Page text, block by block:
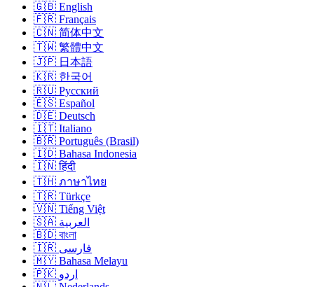
🇬🇧 English
🇫🇷 Français
🇨🇳 简体中文
🇹🇼 繁體中文
🇯🇵 日本語
🇰🇷 한국어
🇷🇺 Русский
🇪🇸 Español
🇩🇪 Deutsch
🇮🇹 Italiano
🇧🇷 Português (Brasil)
🇮🇩 Bahasa Indonesia
🇮🇳 हिंदी
🇹🇭 ภาษาไทย
🇹🇷 Türkçe
🇻🇳 Tiếng Việt
🇸🇦 العربية
🇧🇩 বাংলা
🇮🇷 فارسی
🇲🇾 Bahasa Melayu
🇵🇰 اردو